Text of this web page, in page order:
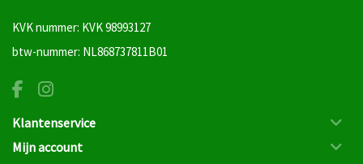
KVK nummer: KVK 98993127
btw-nummer: NL868737811B01
Klantenservice
Mijn account